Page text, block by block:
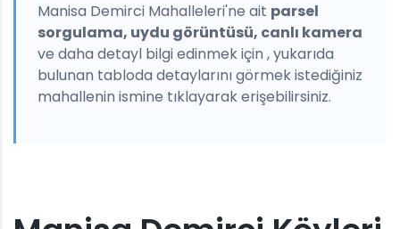
Manisa Demirci Mahalleleri'ne ait parsel
sorgulama, uydu görüntüsü, canlı kamera
ve daha detayl bilgi edinmek için , yukarıda
bulunan tabloda detaylarını görmek istediğiniz
mahallenin ismine tıklayarak erişebilirsiniz.